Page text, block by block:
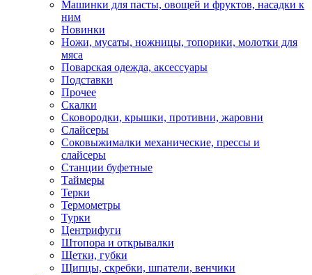
Машинки для пасты, овощей и фруктов, насадки к
ним
Новинки
Ножи, мусаты, ножницы, топорики, молотки для
мяса
Поварская одежда, аксессуары
Подставки
Прочее
Скалки
Сковородки, крышки, противни, жаровни
Слайсеры
Соковыжималки механические, прессы и
слайсеры
Станции буфетные
Таймеры
Терки
Термометры
Турки
Центрифуги
Штопора и открывалки
Щетки, губки
Щипцы, скребки, шпатели, венчики